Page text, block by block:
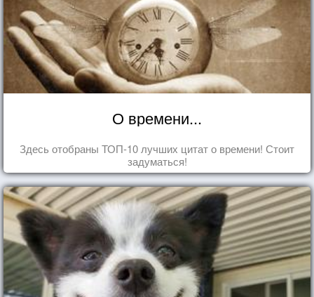
О времени...
Здесь отобраны ТОП-10 лучших цитат о времени! Стоит
задуматься!